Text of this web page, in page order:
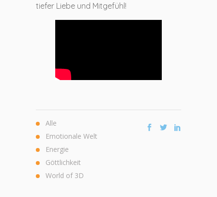
tiefer Liebe und Mitgefühl!
Alle
Emotionale Welt
Energie
Göttlichkeit
World of 3D